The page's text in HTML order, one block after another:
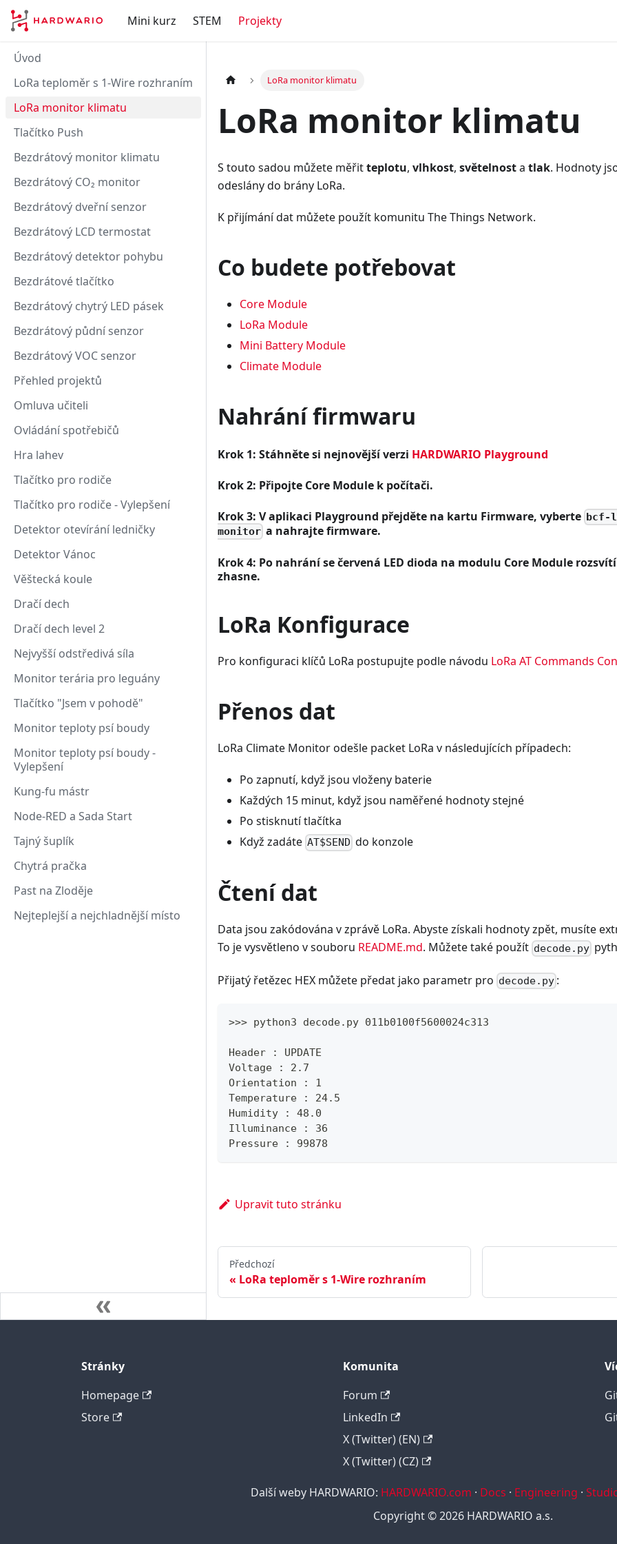
Mini kurz STEM Projekty
Úvod
LoRa teploměr s 1-Wire rozhraním
LoRa monitor klimatu
Tlačítko Push
Bezdrátový monitor klimatu
Bezdrátový CO₂ monitor
Bezdrátový dveřní senzor
Bezdrátový LCD termostat
Bezdrátový detektor pohybu
Bezdrátové tlačítko
Bezdrátový chytrý LED pásek
Bezdrátový půdní senzor
Bezdrátový VOC senzor
Přehled projektů
Omluva učiteli
Ovládání spotřebičů
Hra lahev
Tlačítko pro rodiče
Tlačítko pro rodiče - Vylepšení
Detektor otevírání ledničky
Detektor Vánoc
Věštecká koule
Dračí dech
Dračí dech level 2
Nejvyšší odstředivá síla
Monitor terária pro leguány
Tlačítko "Jsem v pohodě"
Monitor teploty psí boudy
Monitor teploty psí boudy -
Vylepšení
Kung-fu mástr
Node-RED a Sada Start
Tajný šuplík
Chytrá pračka
Past na Zloděje
Nejteplejší a nejchladnější místo
LoRa monitor klimatu
LoRa monitor klimatu
S touto sadou můžete měřitteplotu, vlhkost, světelnosta tlak. Hodnoty
odeslány do brány LoRa.
K přijímání dat můžete použít komunitu The Things Network.
Co budete potřebovat
Core Module
LoRa Module
Mini Battery Module
Climate Module
Nahrání firmwaru
Krok 1: Stáhněte si nejnovější verzi HARDWARIO Playground
Krok 2: Připojte Core Module k počítači.
Krok 3: V aplikaci Playground přejděte na kartu Firmware, vyberte bcf-
monitor a nahrajte firmware.
Krok 4: Po nahrání se červená LED dioda na modulu Core Module
zhasne.
LoRa Konfigurace
Pro konfiguraci klíčů LoRa postupujte podle návodu LoRa AT Commands
Přenos dat
LoRa Climate Monitor odešle packet LoRa v následujících případech:
Po zapnutí, když jsou vloženy baterie
Každých 15 minut, když jsou naměřené hodnoty stejné
Po stisknutí tlačítka
Když zadáte AT$SEND do konzole
Čtení dat
Data jsou zakódována v zprávě LoRa. Abyste získali hodnoty zpět, musíte
To je vysvětleno v souboru README.md. Můžete také použít decode.py
Přijatý řetězec HEX můžete předat jako parametr pro decode.py :
>>> python3 decode.py 011b0100f5600024c313
Header : UPDATE
Voltage : 2.7
Orientation : 1
Temperature : 24.5
Humidity : 48.0
Illuminance : 36
Pressure : 99878
Upravit tuto stránku
Předchozí
LoRa teploměr s 1-Wire rozhraním
Stránky
Homepage
Store
Komunita
Forum
LinkedIn
X (Twitter) (EN)
X (Twitter) (CZ)
Další weby HARDWARIO: HARDWARIO.com · Docs · Engineering ·
Copyright © 2026 HARDWARIO a.s.